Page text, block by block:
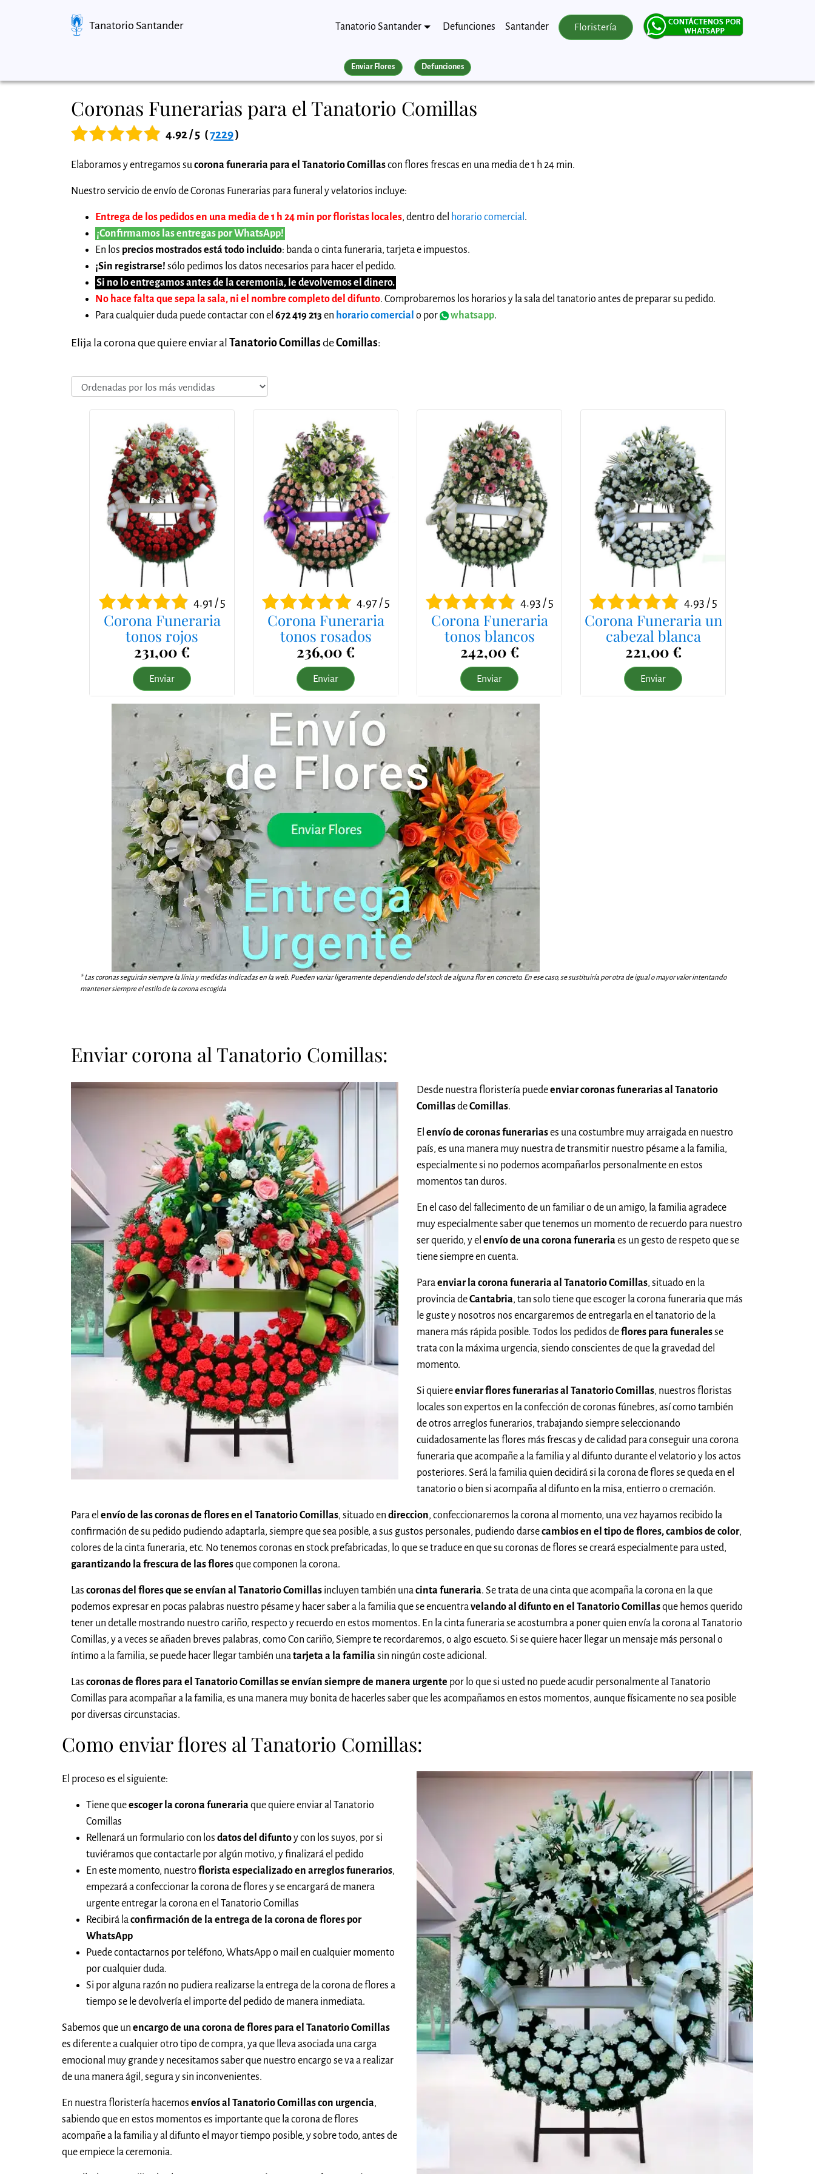
Tanatorio Santander Tanatorio Santander Defunciones Santander Floristería
Enviar Flores Defunciones
Coronas Funerarias para el Tanatorio Comillas
4.92 / 5 (7229)
Elaboramos y entregamos sucorona funeraria para el Tanatorio Comillascon flores frescas en una media de 1 h 24 min.
Nuestro servicio de envío de Coronas Funerarias para funeral y velatorios incluye:
Entrega de los pedidos en una media de 1 h 24 min por floristas locales, dentro del horario comercial .
¡Confirmamos las entregas por WhatsApp!
En los precios mostrados está todo incluido: banda o cinta funeraria, tarjeta e impuestos.
¡Sin registrarse! sólo pedimos los datos necesarios para hacer el pedido.
Si no lo entregamos antes de la ceremonia, le devolvemos el dinero.
No hace falta que sepa la sala, ni el nombre completo del difunto. Comprobaremos los horarios y la sala del tanatorio antes de preparar su pedido.
Para cualquier duda puede contactar con el 672 419 213 en horario comercial o por whatsapp.
Elija la corona que quiere enviar al Tanatorio Comillas deComillas:
4.91 / 5
Corona Funeraria
tonos rojos
231,00 €
Enviar
4.97 / 5
Corona Funeraria
tonos rosados
236,00 €
Enviar
4.93 / 5
Corona Funeraria
tonos blancos
242,00 €
Enviar
4.93 / 5
Corona Funeraria un
cabezal blanca
221,00 €
Enviar
* Las coronas seguirán siempre la línia y medidas indicadas en la web. Pueden variar ligeramente dependiendo del stock de alguna flor en concreto. En ese caso, se sustituiría por otra de igual o mayor valor intentando
mantener siempre el estilo de la corona escogida
Enviar corona al Tanatorio Comillas:
Desde nuestra floristería puedeenviar coronas funerarias al Tanatorio
ComillasdeComillas.
El envío de coronas funerariases una costumbre muy arraigada en nuestro
país, es una manera muy nuestra de transmitir nuestro pésame a la familia,
especialmente si no podemos acompañarlos personalmente en estos
momentos tan duros.
En el caso del fallecimento de un familiar o de un amigo, la familia agradece
muy especialmente saber que tenemos un momento de recuerdo para nuestro
ser querido, y el envío de una corona funerariaes un gesto de respeto que se
tiene siempre en cuenta.
Paraenviar la corona funeraria al Tanatorio Comillas, situado en la
provincia deCantabria, tan solo tiene que escoger la corona funeraria que más
le guste y nosotros nos encargaremos de entregarla en el tanatorio de la
manera más rápida posible. Todos los pedidos deflores para funeralesse
trata con la máxima urgencia, siendo conscientes de que la gravedad del
momento.
Si quiereenviar flores funerarias al Tanatorio Comillas, nuestros floristas
locales son expertos en la confección de coronas fúnebres, así como también
de otros arreglos funerarios, trabajando siempre seleccionando
cuidadosamente las flores más frescas y de calidad para conseguir una corona
funeraria que acompañe a la familia y al difunto durante el velatorio y los actos
posteriores. Será la familia quien decidirá si la corona de flores se queda en el
tanatorio o bien si acompaña al difunto en la misa, entierro o cremación.
Para el envío de las coronas de flores en el Tanatorio Comillas, situado en direccion, confeccionaremos la corona al momento, una vez hayamos recibido la
confirmación de su pedido pudiendo adaptarla, siempre que sea posible, a sus gustos personales, pudiendo darsecambios en el tipo de flores, cambios de color,
colores de la cinta funeraria, etc. No tenemos coronas en stock prefabricadas, lo que se traduce en que su coronas de flores se creará especialmente para usted,
garantizando la frescura de las floresque componen la corona.
Las coronas del flores que se envían al Tanatorio Comillas incluyen también unacinta funeraria. Se trata de una cinta que acompaña la corona en la que
podemos expresar en pocas palabras nuestro pésame y hacer saber a la familia que se encuentravelando al difunto en el Tanatorio Comillasque hemos querido
tener un detalle mostrando nuestro cariño, respecto y recuerdo en estos momentos. En la cinta funeraria se acostumbra a poner quien envía la corona al Tanatorio
Comillas, y a veces se añaden breves palabras, como Con cariño, Siempre te recordaremos, o algo escueto. Si se quiere hacer llegar un mensaje más personal o
íntimo a la familia, se puede hacer llegar también unatarjeta a la familiasin ningún coste adicional.
Las coronas de flores para el Tanatorio Comillas se envían siempre de manera urgente por lo que si usted no puede acudir personalmente al Tanatorio
Comillas para acompañar a la familia, es una manera muy bonita de hacerles saber que les acompañamos en estos momentos, aunque físicamente no sea posible
por diversas circunstacias.
Como enviar flores al Tanatorio Comillas:
El proceso es el siguiente:
Tiene queescoger la corona funerariaque quiere enviar al Tanatorio
Comillas
Rellenará un formulario con los datos del difuntoy con los suyos, por si
tuviéramos que contactarle por algún motivo, y finalizará el pedido
En este momento, nuestro florista especializado en arreglos funerarios,
empezará a confeccionar la corona de flores y se encargará de manera
urgente entregar la corona en el Tanatorio Comillas
Recibirá laconfirmación de la entrega de la corona de flores por
WhatsApp
Puede contactarnos por teléfono, WhatsApp o mail en cualquier momento
por cualquier duda.
Si por alguna razón no pudiera realizarse la entrega de la corona de flores a
tiempo se le devolvería el importe del pedido de manera inmediata.
Sabemos que un encargo de una corona de flores para el Tanatorio Comillas
es diferente a cualquier otro tipo de compra, ya que lleva asociada una carga
emocional muy grande y necesitamos saber que nuestro encargo se va a realizar
de una manera ágil, segura y sin inconvenientes.
En nuestra floristería hacemos envíos al Tanatorio Comillas con urgencia,
sabiendo que en estos momentos es importante que la corona de flores
acompañe a la familia y al difunto el mayor tiempo posible, y sobre todo, antes de
que empiece la ceremonia.